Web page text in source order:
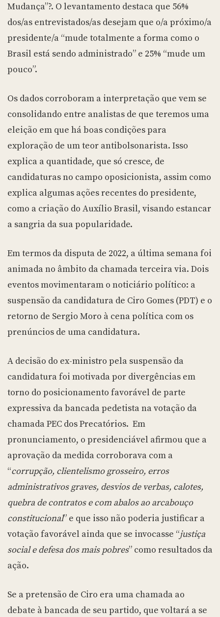
Mudança”?. O levantamento destaca que 56%
dos/as entrevistados/as desejam que o/a próximo/a
presidente/a “mude totalmente a forma como o
Brasil está sendo administrado” e 25% “mude um
pouco”.
Os dados corroboram a interpretação que vem se
consolidando entre analistas de que teremos uma
eleição em que há boas condições para
exploração de um teor antibolsonarista. Isso
explica a quantidade, que só cresce, de
candidaturas no campo oposicionista, assim como
explica algumas ações recentes do presidente,
como a criação do Auxílio Brasil, visando estancar
a sangria da sua popularidade.
Em termos da disputa de 2022, a última semana foi
animada no âmbito da chamada terceira via. Dois
eventos movimentaram o noticiário político: a
suspensão da candidatura de Ciro Gomes (PDT) e o
retorno de Sergio Moro à cena política com os
prenúncios de uma candidatura.
A decisão do ex-ministro pela suspensão da
candidatura foi motivada por divergências em
torno do posicionamento favorável de parte
expressiva da bancada pedetista na votação da
chamada PEC dos Precatórios. Em
pronunciamento, o presidenciável afirmou que a
aprovação da medida corroborava com a
“corrupção, clientelismo grosseiro, erros
administrativos graves, desvios de verbas, calotes,
quebra de contratos e com abalos ao arcabouço
constitucional” e que isso não poderia justificar a
votação favorável ainda que se invocasse “justiça
social e defesa dos mais pobres” como resultados da
ação.
Se a pretensão de Ciro era uma chamada ao
debate à bancada de seu partido, que voltará a se